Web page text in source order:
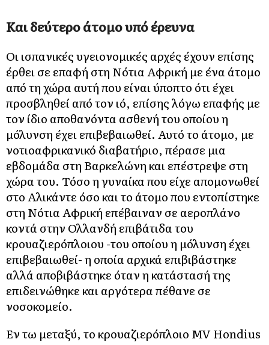
Και δεύτερο άτομο υπό έρευνα
Οι ισπανικές υγειονομικές αρχές έχουν επίσης
έρθει σε επαφή στη Νότια Αφρική με ένα άτομο
από τη χώρα αυτή που είναι ύποπτο ότι έχει
προσβληθεί από τον ιό, επίσης λόγω επαφής με
τον ίδιο αποθανόντα ασθενή του οποίου η
μόλυνση έχει επιβεβαιωθεί. Αυτό το άτομο, με
νοτιοαφρικανικό διαβατήριο, πέρασε μια
εβδομάδα στη Βαρκελώνη και επέστρεψε στη
χώρα του. Τόσο η γυναίκα που είχε απομονωθεί
στο Αλικάντε όσο και το άτομο που εντοπίστηκε
στη Νότια Αφρική επέβαιναν σε αεροπλάνο
κοντά στην Ολλανδή επιβάτιδα του
κρουαζιερόπλοιου -του οποίου η μόλυνση έχει
επιβεβαιωθεί- η οποία αρχικά επιβιβάστηκε
αλλά αποβιβάστηκε όταν η κατάστασή της
επιδεινώθηκε και αργότερα πέθανε σε
νοσοκομείο.
Εν τω μεταξύ, το κρουαζιερόπλοιο MV Hondius